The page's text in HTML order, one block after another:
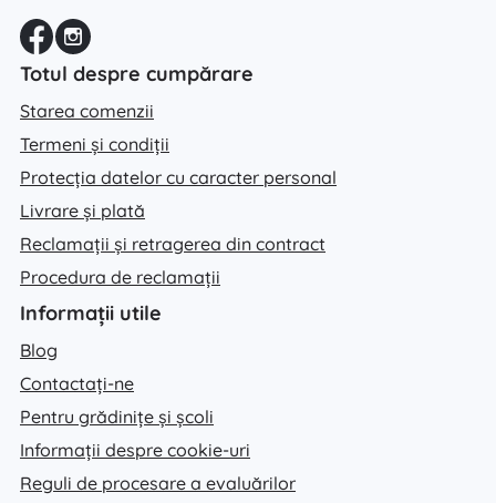
Totul despre cumpărare
Starea comenzii
Termeni și condiții
Protecția datelor cu caracter personal
Livrare și plată
Reclamații și retragerea din contract
Procedura de reclamații
Informații utile
Blog
Contactați-ne
Pentru grădinițe și școli
Informații despre cookie-uri
Reguli de procesare a evaluărilor